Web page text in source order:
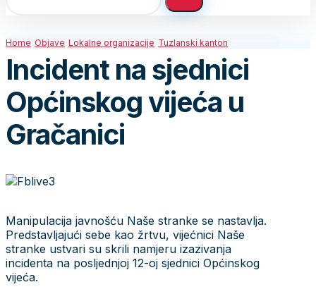
Home Objave Lokalne organizacije Tuzlanski kanton
Incident na sjednici
Općinskog vijeća u
Gračanici
Manipulacija javnošću Naše stranke se nastavlja.
Predstavljajući sebe kao žrtvu, vijećnici Naše
stranke ustvari su skrili namjeru izazivanja
incidenta na posljednjoj 12-oj sjednici Općinskog
vijeća.